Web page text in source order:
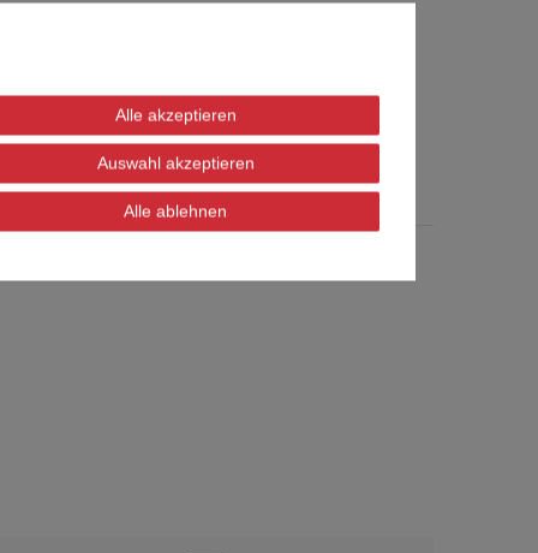
immer dasselbe.
Alle akzeptieren
Auswahl akzeptieren
Alle ablehnen